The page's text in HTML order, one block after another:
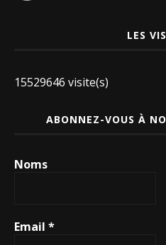
LES
15529646 visite(s)
ABONNEZ-VOUS À
Noms
Email *